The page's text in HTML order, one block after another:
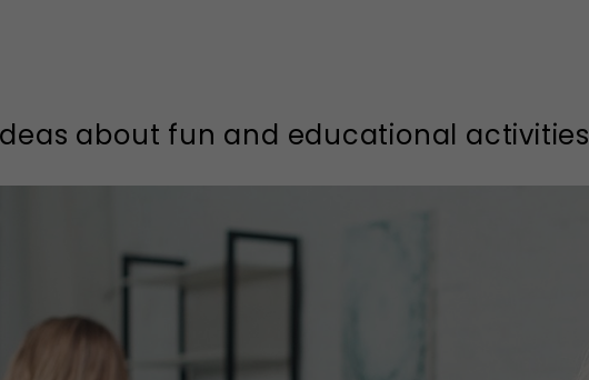
about fun and educational activities